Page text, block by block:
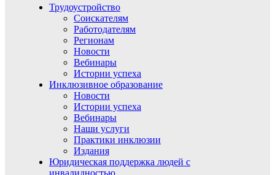
Трудоустройство
Соискателям
Работодателям
Регионам
Новости
Вебинары
Истории успеха
Инклюзивное образование
Новости
Истории успеха
Вебинары
Наши услуги
Практики инклюзии
Издания
Юридическая поддержка людей с
инвалидностью